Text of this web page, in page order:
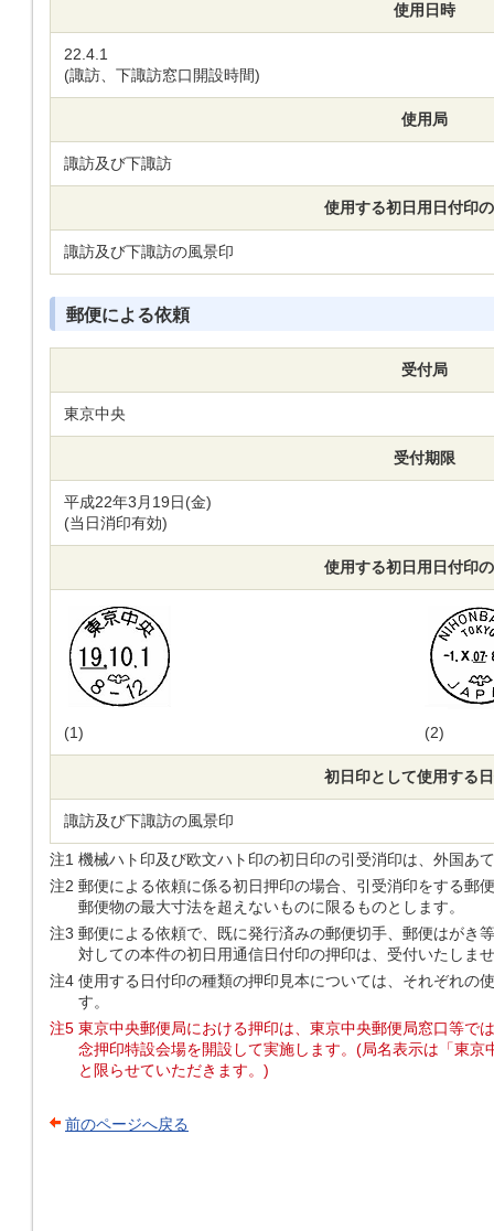
使用日時
22.4.1
(諏訪、下諏訪窓口開設時間)
使用局
諏訪及び下諏訪
使用する初日用日付印
諏訪及び下諏訪の風景印
郵便による依頼
受付局
東京中央
受付期限
平成22年3月19日(金)
(当日消印有効)
使用する初日用日付印
(1) (2)
初日印として使用する
諏訪及び下諏訪の風景印
注1 機械ハト印及び欧文ハト印の初日印の引受消印は、外国あ
注2 郵便による依頼に係る初日押印の場合、引受消印をする郵
郵便物の最大寸法を超えないものに限るものとします。
注3 郵便による依頼で、既に発行済みの郵便切手、郵便はがき
対しての本件の初日用通信日付印の押印は、受付いたしま
注4 使用する日付印の種類の押印見本については、それぞれの
す。
注5 東京中央郵便局における押印は、東京中央郵便局窓口等で
念押印特設会場を開設して実施します。(局名表示は「東
と限らせていただきます。)
前のページへ戻る